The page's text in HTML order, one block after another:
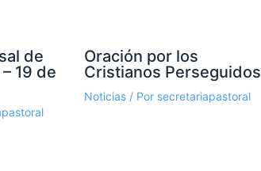
de
19 de
Oración por los
Cristianos Perseguidos
Noticias / Por secretariapastoral